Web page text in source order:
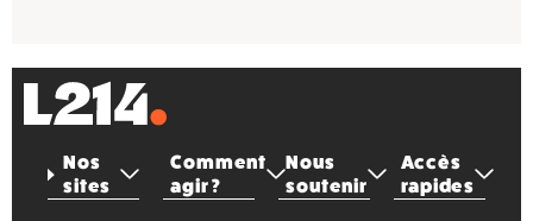
Nos
sites
Comment
agir ?
Nous
soutenir
Accès
rapides